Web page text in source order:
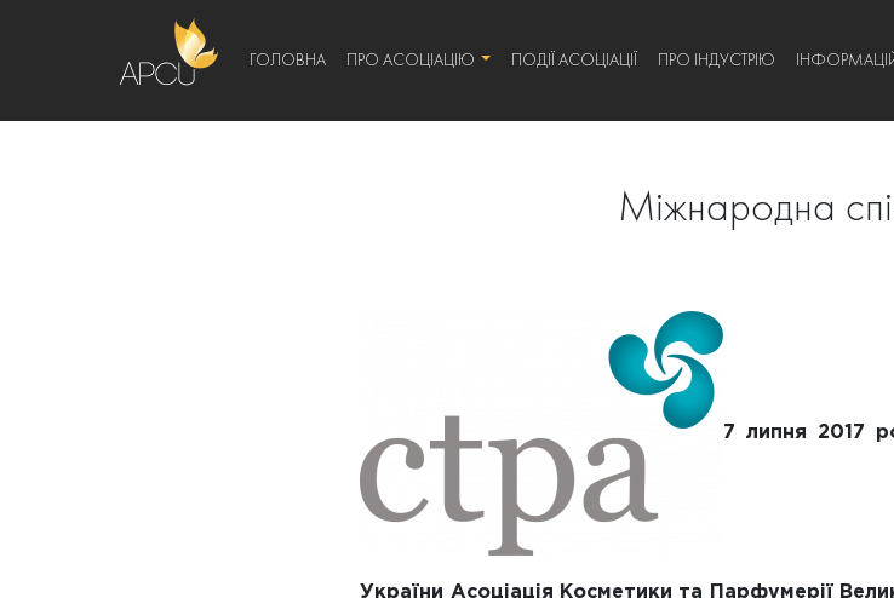
ГОЛОВНА ПРО АСОЦІАЦІЮ ПОДІЇ АСОЦІАЦІЇ ПРО ІНДУСТРІЮ
Міжнародна
7 липня 2017
України Асоціація Косметики та Парфумерії